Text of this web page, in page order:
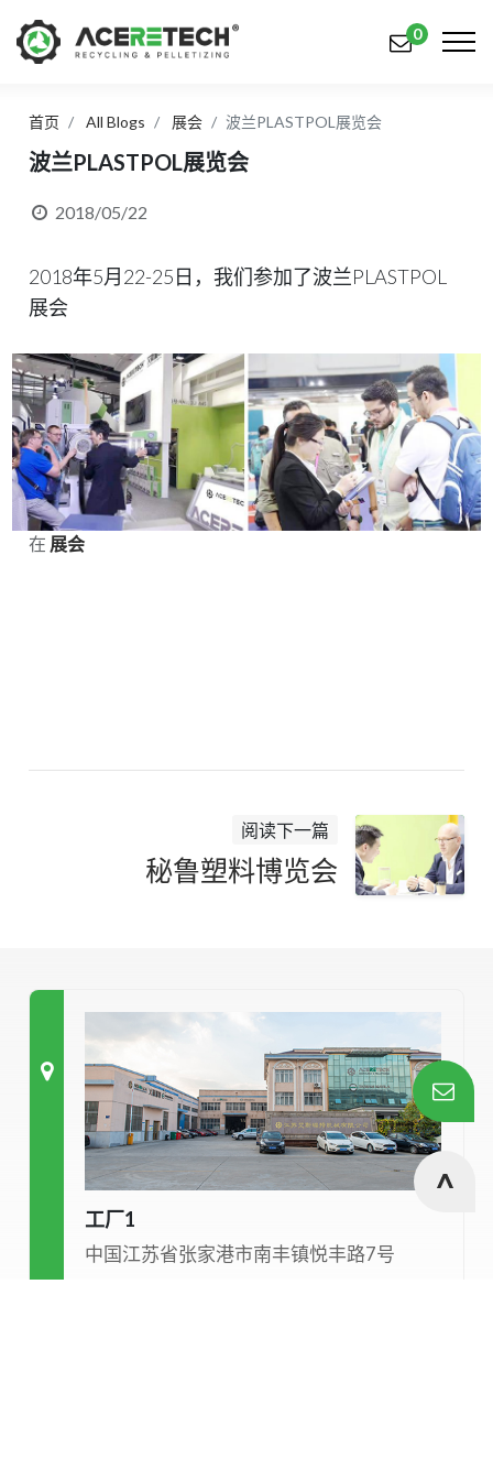
产品
知识中心
联系我们
简体中文 English (US)
русский язык Español
0
首页 All Blogs 展会 波兰PLASTPOL展览会
波兰PLASTPOL展览会
2018/05/22
2018年5月22-25日，我们参加了波兰PLASTPOL
展会
在 展会
阅读下一篇
秘鲁塑料博览会
工厂1
中国江苏省张家港市南丰镇悦丰路7号